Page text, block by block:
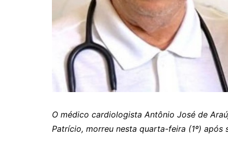
Itaguaru
Itapuranga
Jaraguá
Jardim Paulista
Jataí
Niquelândia
Nova América
O médico cardiologista Antônio José de
Patrício, morreu nesta quarta-feira (1º) após